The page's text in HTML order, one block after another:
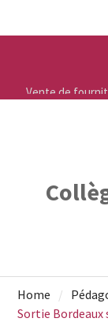
Vente de
Calendrier de
Liste des
Home
Sortie Bordeaux